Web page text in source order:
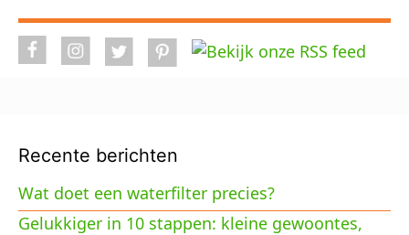
Recente berichten
Wat doet een waterfilter precies?
Gelukkiger in 10 stappen: kleine gewoontes,